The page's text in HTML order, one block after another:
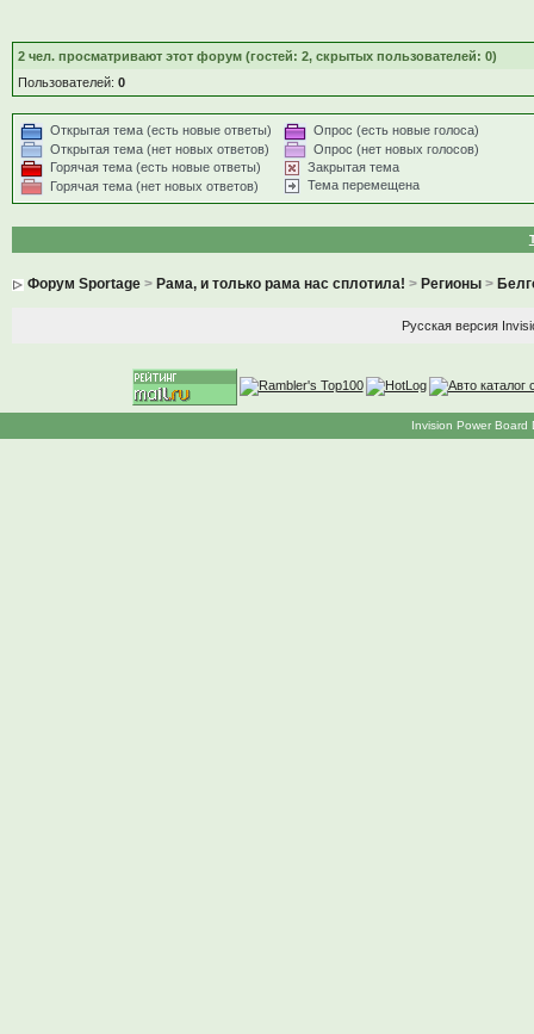
2чел. просматривают этот форум (гостей: 2, скрытых пользователей: 0)
Пользователей: 0
Открытая тема (есть новые ответы)
Открытая тема (нет новых ответов)
Горячая тема (есть новые ответы)
Горячая тема (нет новых ответов)
Опрос (есть новые голоса)
Опрос (нет новых голосов)
Закрытая тема
Тема перемещена
Форум Sportage> Рама, и только рама нас сплотила! > Регионы>
Русская версия
Invision Power